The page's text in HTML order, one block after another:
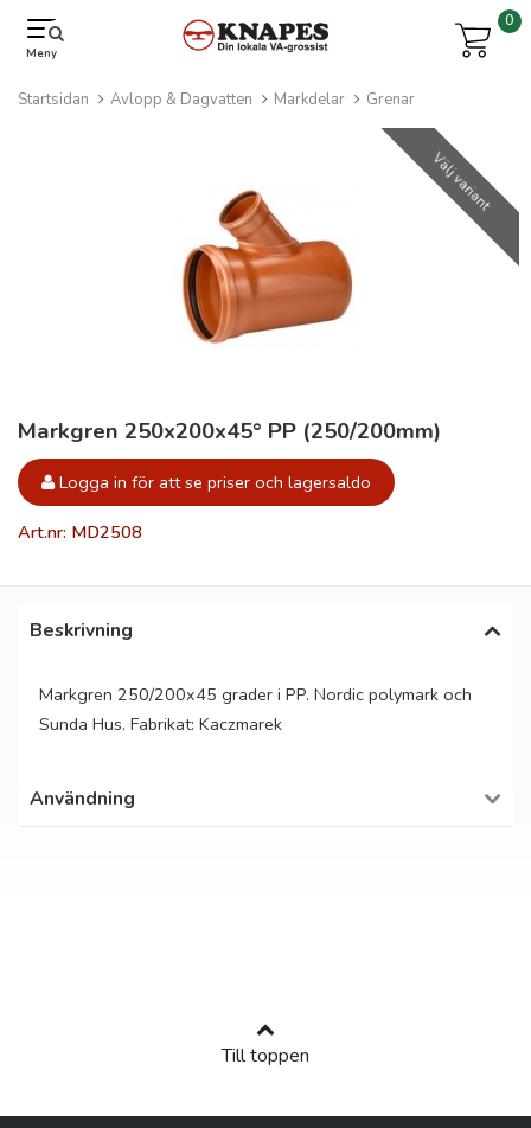
Meny
0
Startsidan Avlopp & Dagvatten Markdelar Grenar
Välj variant
Markgren 250x200x45° PP (250/200mm)
Logga in för att se priser och lagersaldo
Art.nr: MD2508
Beskrivning
Markgren 250/200x45 grader i PP. Nordic polymark och
Sunda Hus. Fabrikat: Kaczmarek
Användning
Till toppen